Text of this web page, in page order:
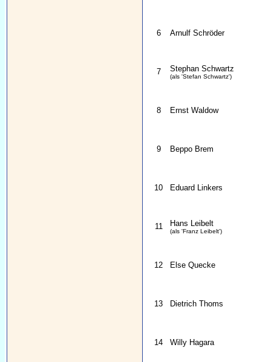
6 Arnulf Schröder
7 Stephan Schwartz
(als 'Stefan Schwartz')
8 Ernst Waldow
9 Beppo Brem
10 Eduard Linkers
11 Hans Leibelt
(als 'Franz Leibelt')
12 Else Quecke
13 Dietrich Thoms
14 Willy Hagara